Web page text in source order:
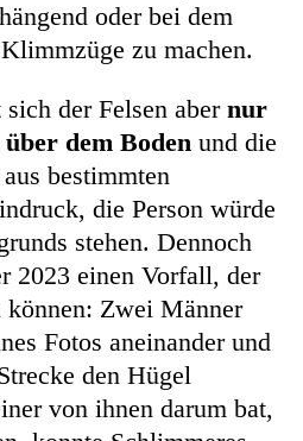
oder bei dem
zu machen.
der Felsen aber nur
dem Boden und die
bestimmten
die Person würde
stehen. Dennoch
2023 einen Vorfall, der
können: Zwei Männer
Fotos aneinander und
den Hügel
von ihnen darum bat,